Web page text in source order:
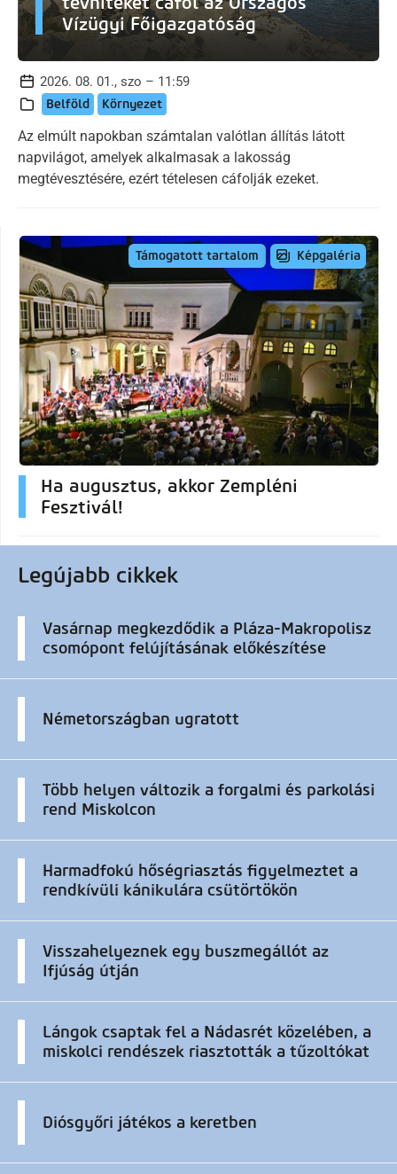
Vízügyi Főigazgatóság
2026. 08. 01., szo – 11:59
Belföld Környezet
Az elmúlt napokban számtalan valótlan állítás látott
napvilágot, amelyek alkalmasak a lakosság
megtévesztésére, ezért tételesen cáfolják ezeket.
Támogatott tartalom Képgaléria
Ha augusztus, akkor Zempléni
Fesztivál!
Legújabb cikkek
Vasárnap megkezdődik a Pláza-Makropolisz
csomópont felújításának előkészítése
Németországban ugratott
Több helyen változik a forgalmi és parkolási
rend Miskolcon
Harmadfokú hőségriasztás figyelmeztet a
rendkívüli kánikulára csütörtökön
Visszahelyeznek egy buszmegállót az
Ifjúság útján
Lángok csaptak fel a Nádasrét közelében, a
miskolci rendészek riasztották a tűzoltókat
Diósgyőri játékos a keretben